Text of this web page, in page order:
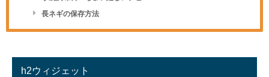
長ネギの保存方法
h2ウィジェット